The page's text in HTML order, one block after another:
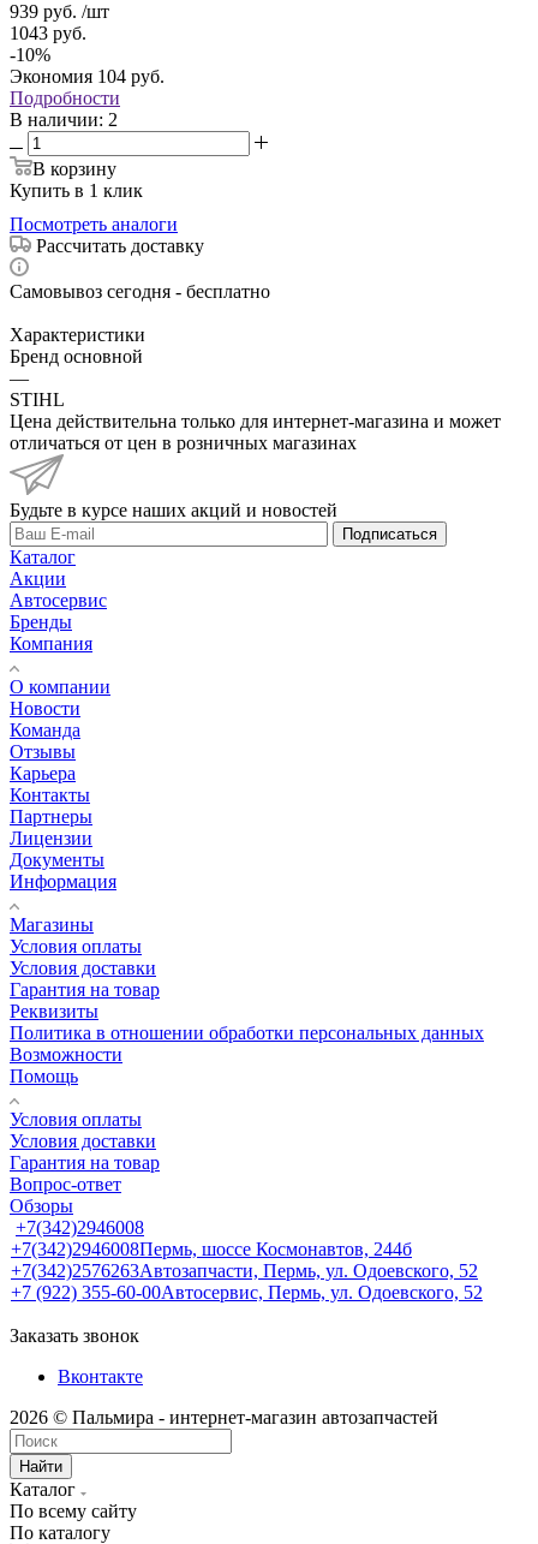
939 руб. /шт
1043 руб.
-10%
Экономия 104 руб.
Подробности
В наличии: 2
В корзину
Купить в 1 клик
Посмотреть аналоги
Рассчитать доставку
Самовывоз сегодня - бесплатно
Характеристики
Бренд основной
—
STIHL
Цена действительна только для интернет-магазина и может
отличаться от цен в розничных магазинах
Будьте в курсе наших акций и новостей
Подписаться
Каталог
Акции
Автосервис
Бренды
Компания
О компании
Новости
Команда
Отзывы
Карьера
Контакты
Партнеры
Лицензии
Документы
Информация
Магазины
Условия оплаты
Условия доставки
Гарантия на товар
Реквизиты
Политика в отношении обработки персональных данных
Возможности
Помощь
Условия оплаты
Условия доставки
Гарантия на товар
Вопрос-ответ
Обзоры
+7(342)2946008
+7(342)2946008Пермь, шоссе Космонавтов, 244б
+7(342)2576263Автозапчасти, Пермь, ул. Одоевского, 52
+7 (922) 355-60-00Автосервис, Пермь, ул. Одоевского, 52
Заказать звонок
Вконтакте
2026 © Пальмира - интернет-магазин автозапчастей
Найти
Каталог
По всему сайту
По каталогу